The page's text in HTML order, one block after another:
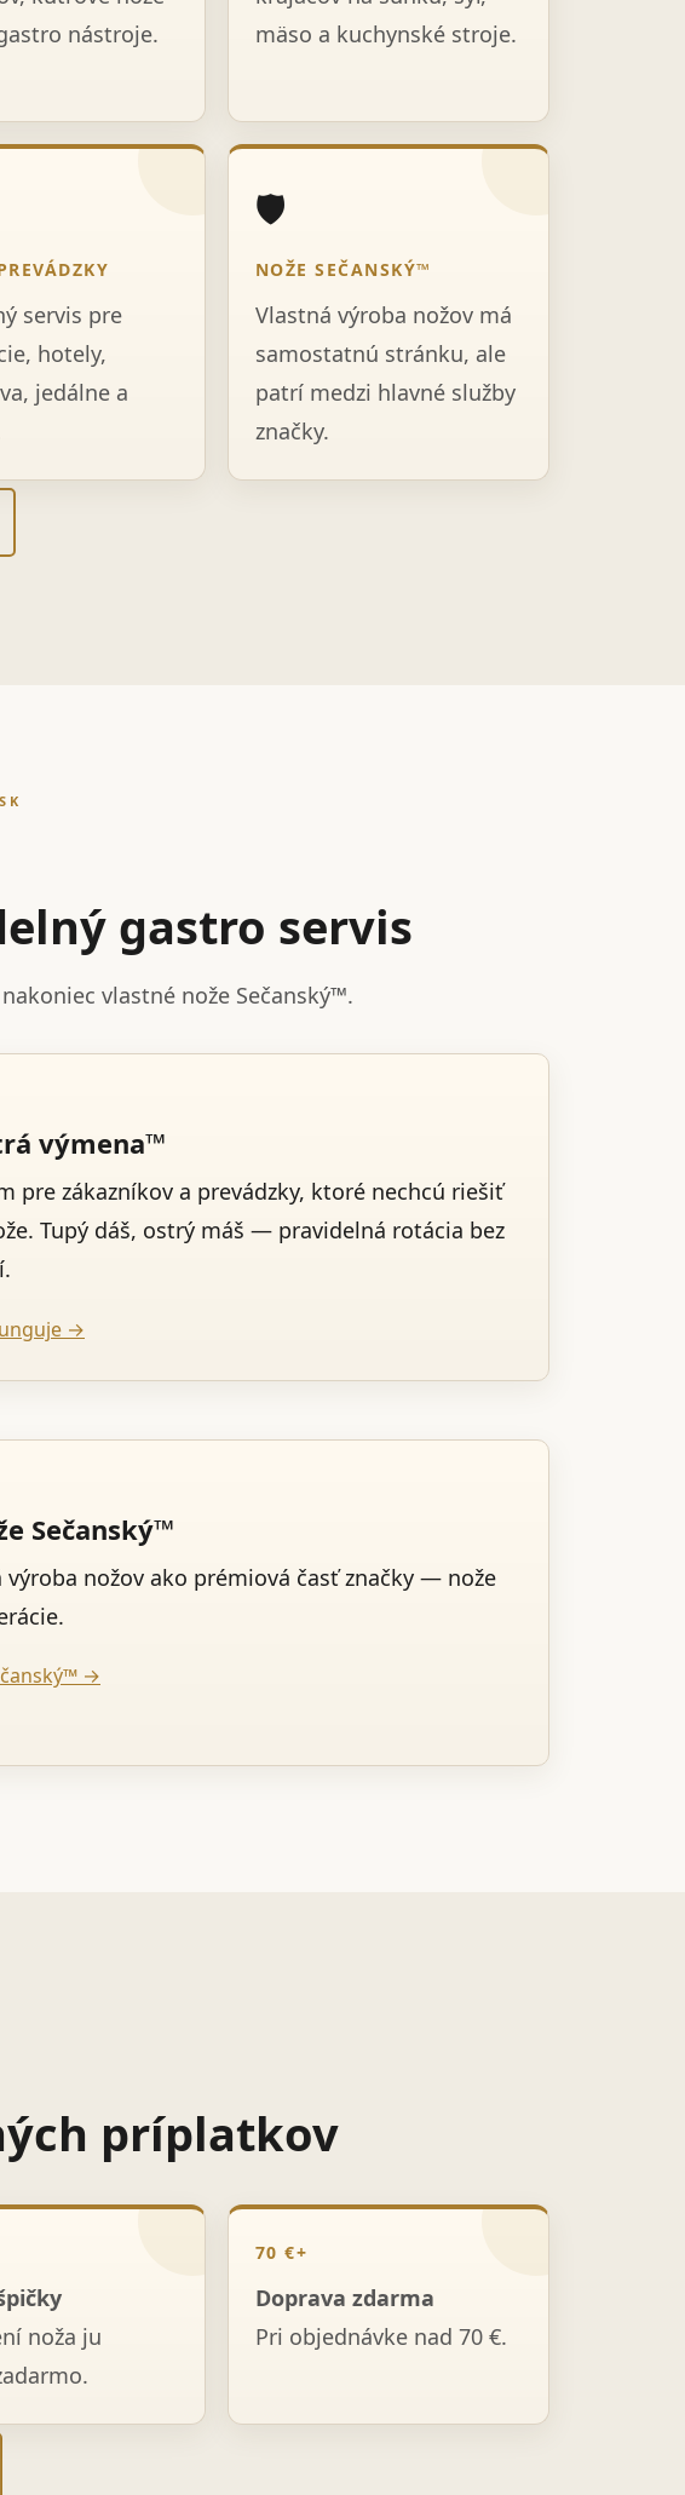
nástroje.
mäso a kuchynské stroje.
servis pre
hotely,
jedálne a
🛡️
NOŽE SEČANSKÝ™
Vlastná výroba nožov má
samostatnú stránku, ale
patrí medzi hlavné služby
značky.
gastro servis
vlastné nože Sečanský™.
výmena™
pre zákazníkov a prevádzky, ktoré nechcú riešiť
Tupý dáš, ostrý máš — pravidelná rotácia bez
→
Sečanský™
výroba nožov ako prémiová časť značky — nože
→
príplatkov
noža ju
70 €+
Doprava zdarma
Pri objednávke nad 70 €.